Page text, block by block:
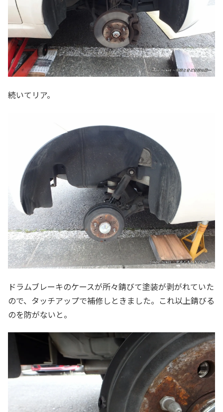
続いてリア。
ドラムブレーキのケースが所々錆びて塗装が剥がれていた
ので、タッチアップで補修しときました。これ以上錆びる
のを防がないと。